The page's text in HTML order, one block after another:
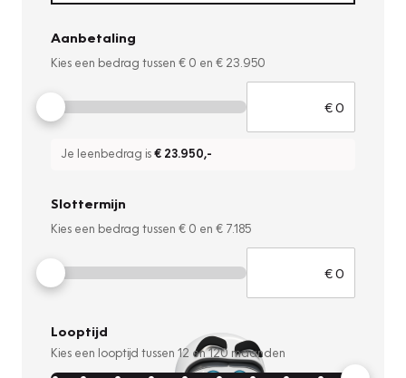
Aanbetaling
Kies een bedrag tussen € 0 en € 23.950
Je leenbedrag is€ 23.950,-
Slottermijn
Kies een bedrag tussen € 0 en € 7.185
Looptijd
Kies een looptijd tussen 12 en120 maanden